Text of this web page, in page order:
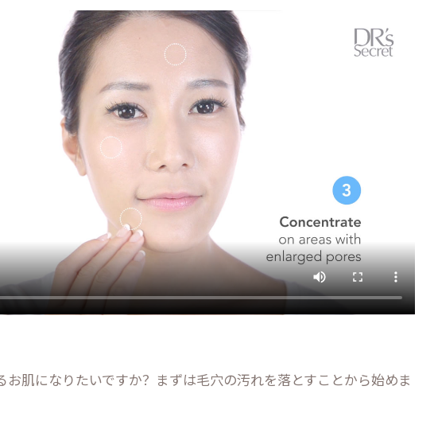
お肌になりたいですか？まずは毛穴の汚れを落とすことから始めま